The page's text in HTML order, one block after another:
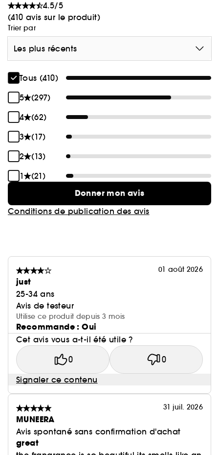
4.5/5
(410 avis sur le produit)
Trier par
Les plus récents
Tous (410)
5
(297)
4
(62)
3
(17)
2
(13)
1
(21)
Donner mon avis
Conditions de publication des avis
01 août 2026
just
25-34 ans
Avis de testeur
Utilise ce produit depuis 3 mois
Recommande : Oui
Cet avis vous a-t-il été utile ?
0 0
Signaler ce contenu
31 juil. 2026
MUNEERA
Avis spontané sans confirmation d'achat
great